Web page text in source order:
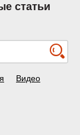
статьи
Видео